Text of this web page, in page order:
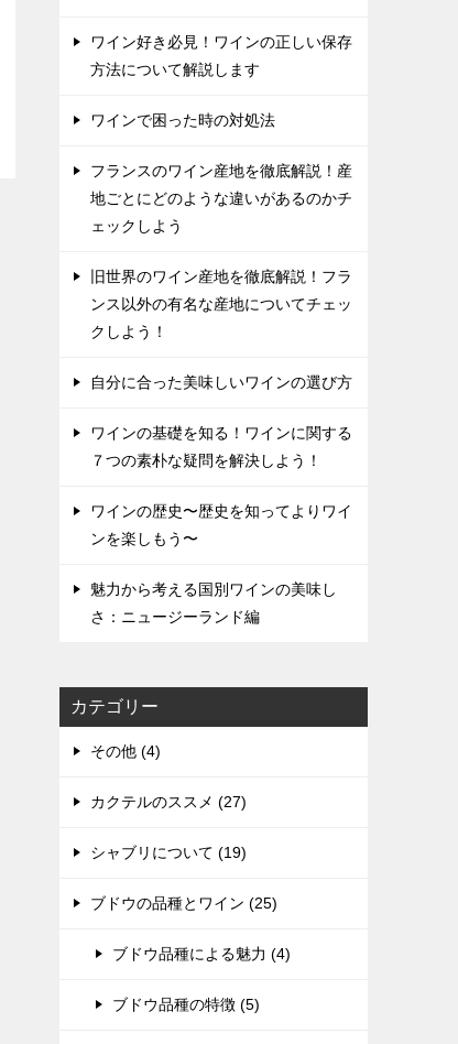
ワイン好き必見！ワインの正しい保存
方法について解説します
ワインで困った時の対処法
フランスのワイン産地を徹底解説！産
地ごとにどのような違いがあるのかチ
ェックしよう
旧世界のワイン産地を徹底解説！フラ
ンス以外の有名な産地についてチェッ
クしよう！
自分に合った美味しいワインの選び方
ワインの基礎を知る！ワインに関する
７つの素朴な疑問を解決しよう！
ワインの歴史〜歴史を知ってよりワイ
ンを楽しもう〜
魅力から考える国別ワインの美味し
さ：ニュージーランド編
カテゴリー
その他 (4)
カクテルのススメ (27)
シャブリについて (19)
ブドウの品種とワイン (25)
ブドウ品種による魅力 (4)
ブドウ品種の特徴 (5)